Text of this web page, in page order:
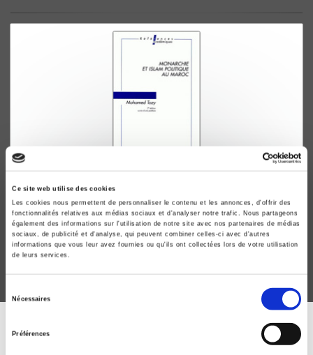
Ce site web utilise des cookies
Les cookies nous permettent de personnaliser le contenu et les annonces, d'offrir des
fonctionnalités relatives aux médias sociaux et d'analyser notre trafic. Nous partageons
également des informations sur l'utilisation de notre site avec nos partenaires de médias
sociaux, de publicité et d'analyse, qui peuvent combiner celles-ci avec d'autres
informations que vous leur avez fournies ou qu'ils ont collectées lors de votre utilisation
de leurs services.
Nécessaires
PréférencesABONNEZ-VOUS À NOS